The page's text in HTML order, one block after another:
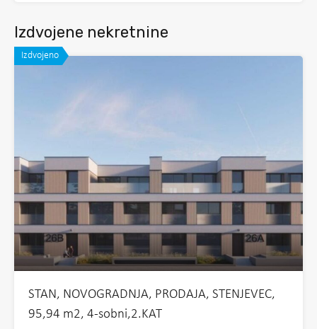
Izdvojene nekretnine
Izdvojeno
STAN, NOVOGRADNJA, PRODAJA, STENJEVEC,
95,94 m2, 4-sobni,2.KAT